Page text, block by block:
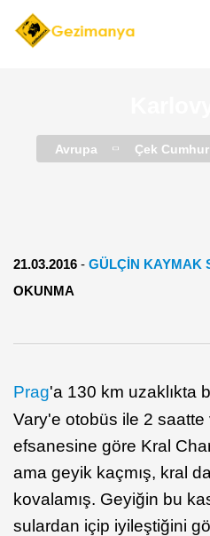
Avrupa Çek
21.03.2016 - GÜLÇIN KAYMAK
OKUNMA
Prag'a 130 km uzaklıkta
Vary'e otobüs ile 2 saatte
efsanesine göre Kral
ama geyik kaçmış, kral
kovalamış. Geyiğin bu
sulardan içip iyileştiğini